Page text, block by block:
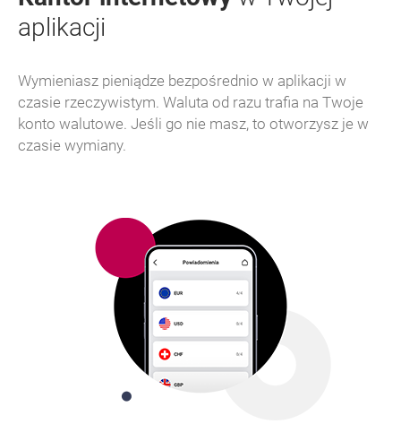
aplikacji
Wymieniasz pieniądze bezpośrednio w aplikacji w
czasie rzeczywistym. Waluta od razu trafia na Twoje
konto walutowe. Jeśli go nie masz, to otworzysz je w
czasie wymiany.